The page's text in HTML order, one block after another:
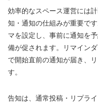
効率的なスペース運営には
知・通知の仕組みが重要で
マを設定し、事前に通知を
備が促されます。リマイン
で開始直前の通知が届き、
す。
告知は、通常投稿・リプラ